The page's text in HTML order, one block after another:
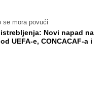
se mora povući
Novi napad na
UEFA-e, CONCACAF-a i